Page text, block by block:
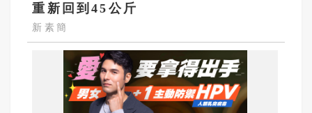
重新回到45公斤
新素簡